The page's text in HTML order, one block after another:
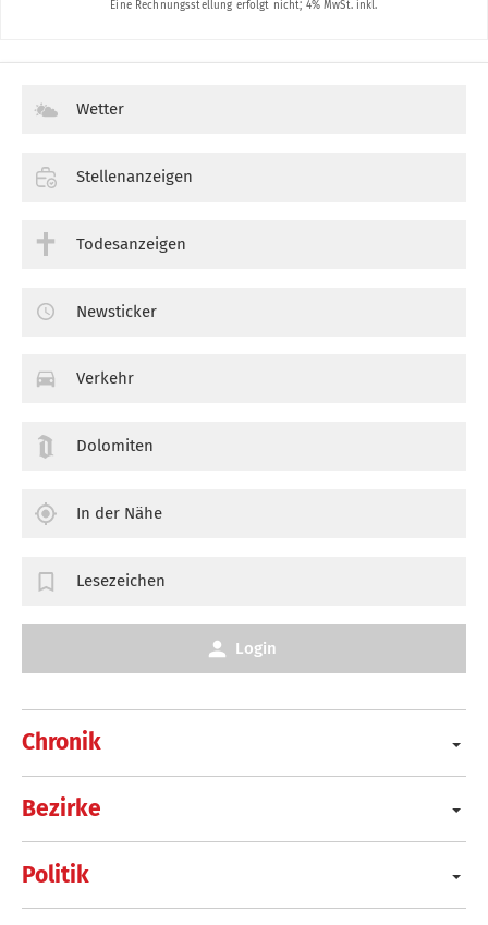
Chronik
Bezirke
Politik
Wetter
Stellenanzeigen
Todesanzeigen
Newsticker
Verkehr
Dolomiten
In der Nähe
Lesezeichen
Login